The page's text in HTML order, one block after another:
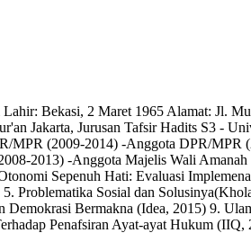
Bekasi, 2 Maret 1965 Alamat: Jl.
Jakarta, Jurusan Tafsir Hadits S3 -
MPR (2009-2014) -Anggota DPR/MPR
2013) -Anggota Majelis Wali
Sepenuh Hati: Evaluasi
Problematika Sosial dan
Bermakna (Idea, 2015) 9.
Penafsiran Ayat-ayat Hukum